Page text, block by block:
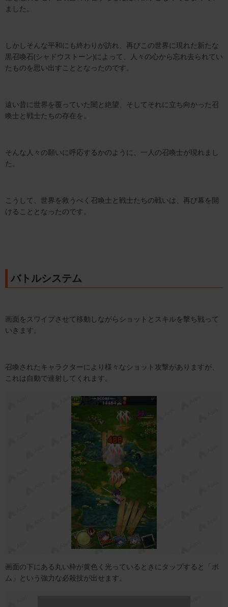
ました。
しかしそんな平和にも終わりが訪れ、再びこの世界に現れた新たな
黒召喚石(シャドウストーン)によって、人々の心から忘れ去られてい
たものを思い出すこととなったのです。
遠い昔に世界を覆っていた闇と絶望、そしてそれに立ち向かった召
喚士と戦士たちの存在を。
そんな人々の願いに呼応するかのように、一人の召喚士が現れまし
た。
こうして、世界を救うべく召喚士と戦士たちの戦いは、再び幕を開
けることとなったのです。
バトルシステム
画面をスワイプさせて移動しながらショットとスキルを撃ち戦って
いきます。
召喚されたキャラクターにより様々なショット攻撃がありますが、
これは自動で連射してくれます。
画面の下にある丸い枠が黄色く光っているときにタップすると「ボ
ム」という強力な必殺技が出せます。